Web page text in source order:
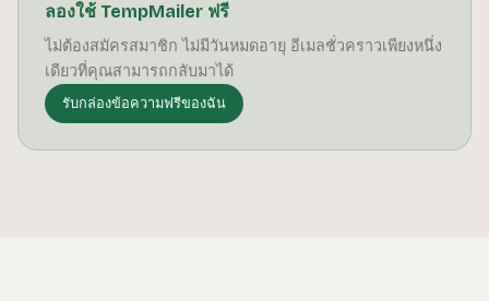
ลองใช้ TempMailer ฟรี
ไม่ต้องสมัครสมาชิก ไม่มีวันหมดอายุ อีเมลชั่วคราวเพียงหนึ่ง
เดียวที่คุณสามารถกลับมาได้
รับกล่องข้อความฟรีของฉัน